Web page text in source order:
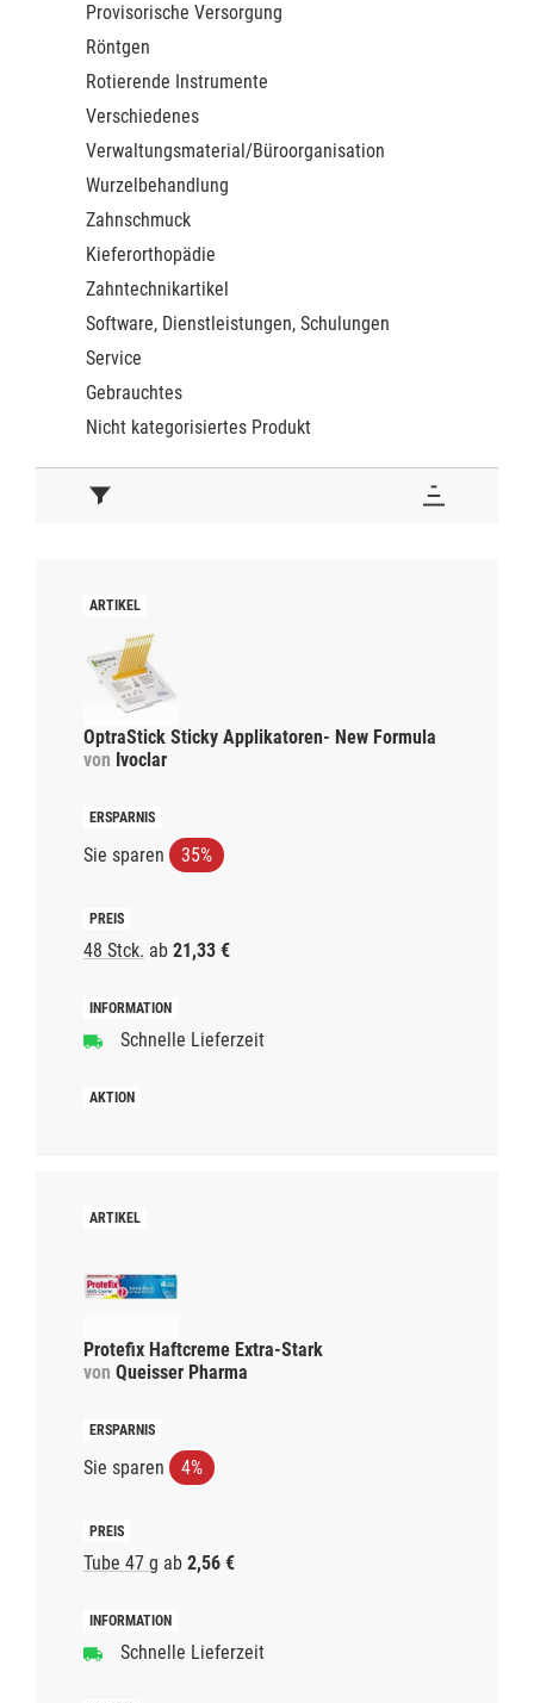
Provisorische Versorgung
Röntgen
Rotierende Instrumente
Verschiedenes
Verwaltungsmaterial/Büroorganisation
Wurzelbehandlung
Zahnschmuck
Kieferorthopädie
Zahntechnikartikel
Software, Dienstleistungen, Schulungen
Service
Gebrauchtes
Nicht kategorisiertes Produkt
OptraStick Sticky Applikatoren- New Formula
von Ivoclar
Sie sparen 35%
48 Stck. ab 21,33 €
Schnelle Lieferzeit
Protefix Haftcreme Extra-Stark
von Queisser Pharma
Sie sparen 4%
Tube 47 g ab 2,56 €
Schnelle Lieferzeit